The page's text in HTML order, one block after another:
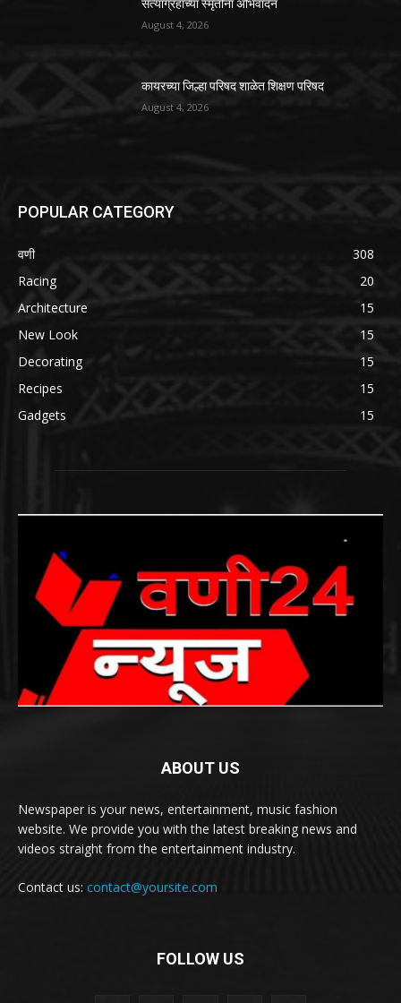
सत्याग्रहाच्या स्मृतींना अभिवादन
August 4, 2026
कायरच्या जिल्हा परिषद शाळेत शिक्षण परिषद
August 4, 2026
POPULAR CATEGORY
वणी
308
Racing
20
Architecture
15
New Look
15
Decorating
15
Recipes
15
Gadgets
15
ABOUT US
Newspaper is your news, entertainment, music fashion
website. We provide you with the latest breaking news and
videos straight from the entertainment industry.
Contact us: contact@yoursite.com
FOLLOW US